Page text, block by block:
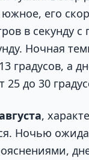
его
в секунду
Ночная
градусов, а
25 до 30
,
Ночью